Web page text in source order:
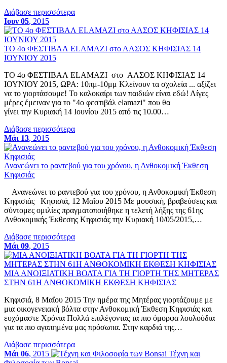
Διάβασε περισσότερα
Ιουν 05, 2015
ΤΟ 4ο ΦΕΣΤΙΒΑΛ ELAMAZI στο ΑΛΣΟΣ ΚΗΦΙΣΙΑΣ 14
ΙΟΥΝΙΟΥ 2015
ΤΟ 4ο ΦΕΣΤΙΒΑΛ ELAMAZI στο ΑΛΣΟΣ ΚΗΦΙΣΙΑΣ 14
ΙΟΥΝΙΟΥ 2015, ΩΡΑ: 10πμ-10μμ Κλείνουν τα σχολεία ... αξίζει
να το γιορτάσουμε! Το καλοκαίρι των παιδιών είναι εδώ! Λίγες
μέρες έμειναν για τo "4o φεστιβάλ elamazi" που θα
γίνει την Κυριακή 14 Ιουνίου 2015 από τις 10.00…
Διάβασε περισσότερα
Μάι 13, 2015
Ανανεώνει το ραντεβού για του χρόνου, η Ανθοκομική Έκθεση
Κηφισιάς
Ανανεώνει το ραντεβού για του χρόνου, η Ανθοκομική Έκθεση
Κηφισιάς Κηφισιά, 12 Μαΐου 2015 Με μουσική, βραβεύσεις και
σύντομες ομιλίες πραγματοποιήθηκε η τελετή λήξης της 61ης
Ανθοκομικής Έκθεσης Κηφισιάς την Κυριακή 10/05/2015,…
Διάβασε περισσότερα
Μάι 09, 2015
ΜΙΑ ΑΝΟΙΞΙΑΤΙΚΗ ΒΟΛΤΑ ΓΙΑ ΤΗ ΓΙΟΡΤΗ ΤΗΣ ΜΗΤΕΡΑΣ
ΣΤΗΝ 61Η ΑΝΘΟΚΟΜΙΚΗ ΕΚΘΕΣΗ ΚΗΦΙΣΙΑΣ
Κηφισιά, 8 Μαΐου 2015 Την ημέρα της Μητέρας γιορτάζουμε με
μια οικογενειακή βόλτα στην Ανθοκομική Έκθεση Κηφισιάς και
ευχόμαστε Χρόνια Πολλά επιλέγοντας τα πιο όμορφα λουλούδια
για τα πιο αγαπημένα μας πρόσωπα. Στην καρδιά της…
Διάβασε περισσότερα
Μάι 06, 2015
Τέχνη και